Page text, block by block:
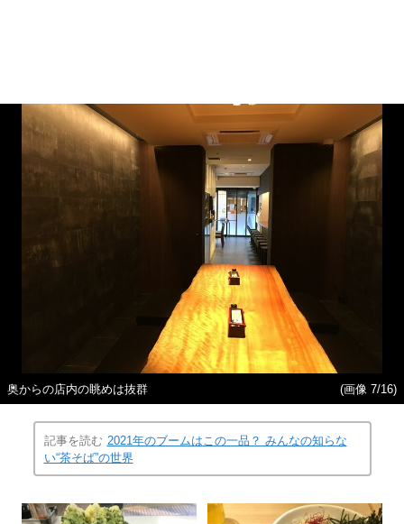
奥からの店内の眺めは抜群 (画像 7/16)
記事を読む 2021年のブームはこの一品？ みんなの知らな
い“茶そば”の世界